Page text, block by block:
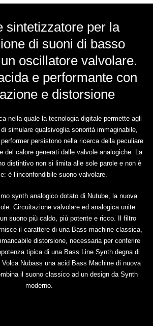
sintetizzatore per la
di suoni di basso
oscillatore valvolare.
e performante con
e distorsione
nella quale la tecnologia digitale permette agli
simulare qualsivoglia sonorità immaginabile,
persistono nella ricerca della peculiare
del calore generati dalle valvole analogiche. La
distintivo non si limita alle sole parole e non è
è l’inconfondibile suono valvolare.
synth analogico dotato di Nutube, la nuova
Circuitazione valvolare ed analogica unite
suono più caldo, più potente e ricco. Il filtro
il carattere di una Bass machine classica,
distorsione, necessaria per conferire
tipica di una Bass Line Synth degna di
Nubass una acid Bass Machine di nuova
il suono classico ad un design da Synth
moderno.